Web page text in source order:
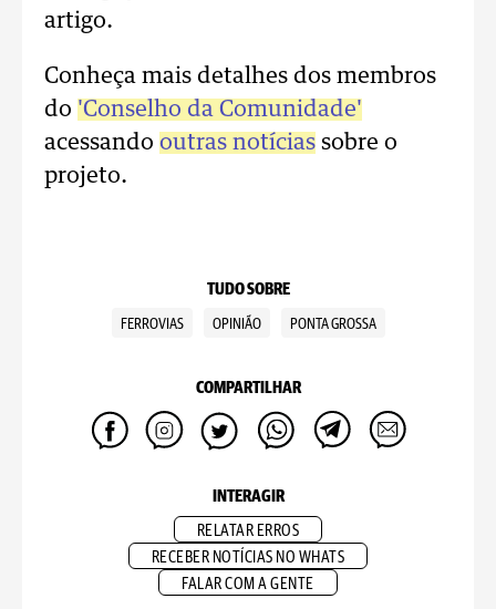
artigo.
Conheça mais detalhes dos membros
do 'Conselho da Comunidade'
acessando outras notícias sobre o
projeto.
TUDO SOBRE
FERROVIAS OPINIÃO PONTA GROSSA
COMPARTILHAR
INTERAGIR
RELATAR ERROS
RECEBER NOTÍCIAS NO WHATS
FALAR COM A GENTE